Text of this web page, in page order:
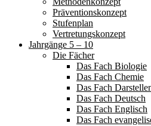
Präventionskonzept
Stufenplan
Vertretungskonzept
Jahrgänge 5 – 10
Die Fächer
Das Fach Biologie
Das Fach Chemie
Das Fach
Das Fach Deutsch
Das Fach Englisch
Das Fach